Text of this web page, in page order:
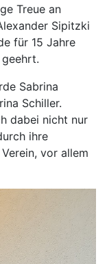
Treue an
Sipitzki
für 15 Jahre
Sabrina
Schiller.
dabei nicht nur
ihre
vor allem